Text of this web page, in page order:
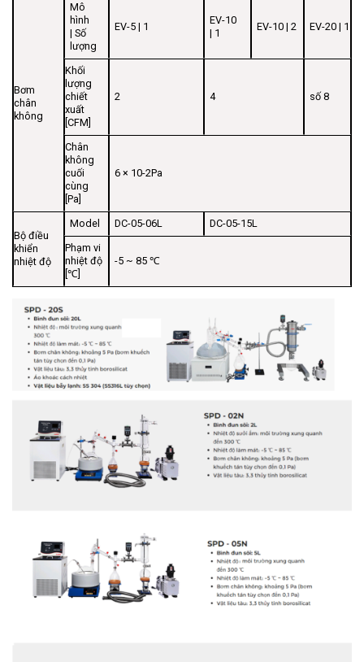
Bơm
chân
không
Mô
hình
| Số
lượng
EV-5 | 1
EV-10
| 1
EV-10 | 2 EV-20 | 1
Khối
lượng
chiết
xuất
[CFM]
2 4 số 8
Chân
không
cuối
cùng
[Pa]
6 × 10-2Pa
Bộ điều
khiển
nhiệt độ
Model DC-05-06L
DC-05-15L
Phạm vi
nhiệt độ
[℃]
-5 ~ 85 ℃